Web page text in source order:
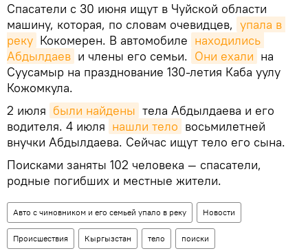
Спасатели с 30 июня ищут в Чуйской области
машину, которая, по словам очевидцев, упала в
реку Кокомерен. В автомобиле находились
Абдылдаев и члены его семьи. Они ехали на
Суусамыр на празднование 130-летия Каба уулу
Кожомкула.
2 июля были найдены тела Абдылдаева и его
водителя. 4 июля нашли тело восьмилетней
внучки Абдылдаева. Сейчас ищут тело его сына.
Поисками заняты 102 человека — спасатели,
родные погибших и местные жители.
Авто с чиновником и его семьей упало в реку Новости
Происшествия Кыргызстан тело поиски